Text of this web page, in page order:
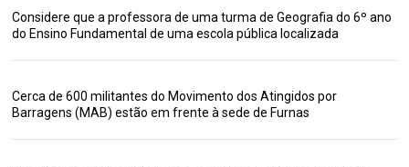
Considere que a professora de uma turma de Geografia do 6º ano
do Ensino Fundamental de uma escola pública localizada
Cerca de 600 militantes do Movimento dos Atingidos por
Barragens (MAB) estão em frente à sede de Furnas